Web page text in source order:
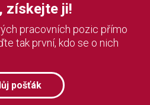
získejte ji!
pracovních pozic přímo
tak první, kdo se o nich
pošťák